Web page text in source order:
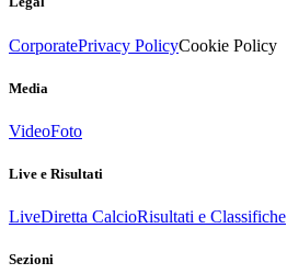
CorporatePrivacy PolicyCookie Policy
Media
VideoFoto
Live e Risultati
LiveDiretta CalcioRisultati e Classifiche
Sezioni